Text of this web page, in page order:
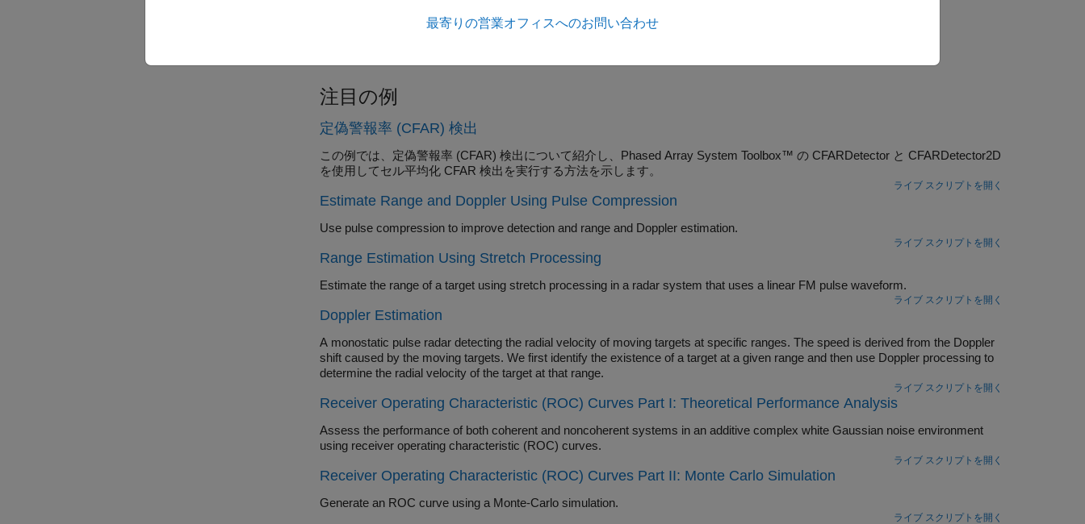
注目の例
定偽警報率 (CFAR) 検出
この例では、定偽警報率 (CFAR) 検出について紹介し、Phased Array System Toolbox™ の CFARDetector と CFARDetector2D
を使用してセル平均化 CFAR 検出を実行する方法を示します。
ライブ スクリプトを開く
Estimate Range and Doppler Using Pulse Compression
Use pulse compression to improve detection and range and Doppler estimation.
ライブ スクリプトを開く
Range Estimation Using Stretch Processing
Estimate the range of a target using stretch processing in a radar system that uses a linear FM pulse waveform.
ライブ スクリプトを開く
Doppler Estimation
A monostatic pulse radar detecting the radial velocity of moving targets at specific ranges. The speed is derived from the Doppler
shift caused by the moving targets. We first identify the existence of a target at a given range and then use Doppler processing to
determine the radial velocity of the target at that range.
ライブ スクリプトを開く
Receiver Operating Characteristic (ROC) Curves Part I: Theoretical Performance Analysis
Assess the performance of both coherent and noncoherent systems in an additive complex white Gaussian noise environment
using receiver operating characteristic (ROC) curves.
ライブ スクリプトを開く
Receiver Operating Characteristic (ROC) Curves Part II: Monte Carlo Simulation
Generate an ROC curve using a Monte-Carlo simulation.
ライブ スクリプトを開く
最寄りの営業オフィスへのお問い合わせ